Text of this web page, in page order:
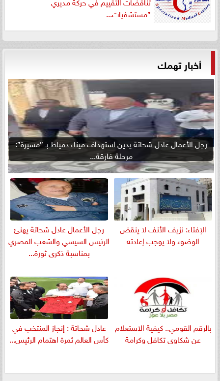
”مستشفيات...
أخبار تهمك
رجل الأعمال عادل شحاتة يدين استهداف ميناء دمياط بـ ”مسيرة”:
مرحلة فارقة...
الإفتاء: نزيف الأنف لا ينقض
الوضوء ولا يوجب إعادته
رجل الأعمال عادل شحاتة يهنئ
الرئيس السيسي والشعب المصري
بمناسبة ذكرى ثورة...
بالرقم القومي.. كيفية الاستعلام
عن شكاوى تكافل وكرامة
عادل شحاتة : إنجاز المنتخب في
كأس العالم ثمرة اهتمام الرئيس...